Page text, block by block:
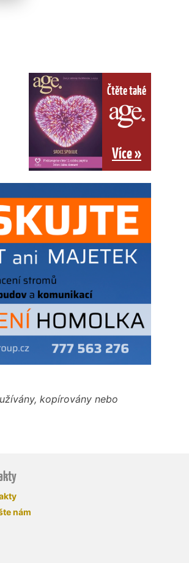
Čtěte také
Více »
kopírovány nebo
nám